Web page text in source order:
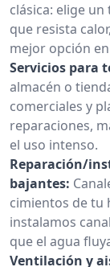
clásica: elige
que resista
mejor opción
Servicios para
almacén o
comerciales y
reparaciones,
el uso intenso.
Reparación/
bajantes:
cimientos de tu
instalamos
que el agua
Ventilación y